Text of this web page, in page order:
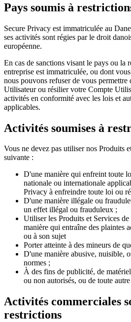
Pays soumis à
Secure Privacy est immatriculée au
ses activités sont régies par le droit
européenne.
En cas de sanctions visant le pays ou la
entreprise est immatriculée, ou dont
nous pouvons refuser de vous permettre
Utilisateur ou résilier votre Compte
activités en conformité avec les lois et
applicables.
Activités soumises à
Vous ne devez pas utiliser nos Produits
suivante :
D'une manière qui enfreint toute
nationale ou internationale
Privacy à enfreindre toute loi ou
D'une manière illégale ou
un effet illégal ou frauduleux ;
Utiliser les Produits et Services
manière qui entraîne des plaintes
ou à son sujet
Porter atteinte à des mineurs de
D'une manière abusive, nuisible,
normes ;
À des fins de publicité, de
ou non autorisés, ou de toute
Activités commerciales
restrictions